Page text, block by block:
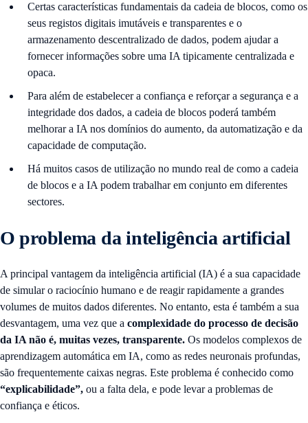
Certas características fundamentais da cadeia de blocos, como os
seus registos digitais imutáveis e transparentes e o
armazenamento descentralizado de dados, podem ajudar a
fornecer informações sobre uma IA tipicamente centralizada e
opaca.
Para além de estabelecer a confiança e reforçar a segurança e a
integridade dos dados, a cadeia de blocos poderá também
melhorar a IA nos domínios do aumento, da automatização e da
capacidade de computação.
Há muitos casos de utilização no mundo real de como a cadeia
de blocos e a IA podem trabalhar em conjunto em diferentes
sectores.
O problema da inteligência artificial
A principal vantagem da inteligência artificial (IA) é a sua capacidade
de simular o raciocínio humano e de reagir rapidamente a grandes
volumes de muitos dados diferentes. No entanto, esta é também a sua
desvantagem, uma vez que a complexidade do processo de decisão
da IA não é, muitas vezes, transparente. Os modelos complexos de
aprendizagem automática em IA, como as redes neuronais profundas,
são frequentemente caixas negras. Este problema é conhecido como
“explicabilidade”, ou a falta dela, e pode levar a problemas de
confiança e éticos.